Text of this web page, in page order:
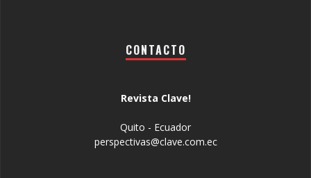
CONTACTO
Revista Clave!
Quito - Ecuador
perspectivas@clave.com.ec